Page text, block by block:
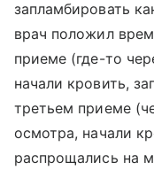
запламбировать
врач положил
приеме (где-то
начали кровить,
третьем приеме
осмотра, начали
распрощались на